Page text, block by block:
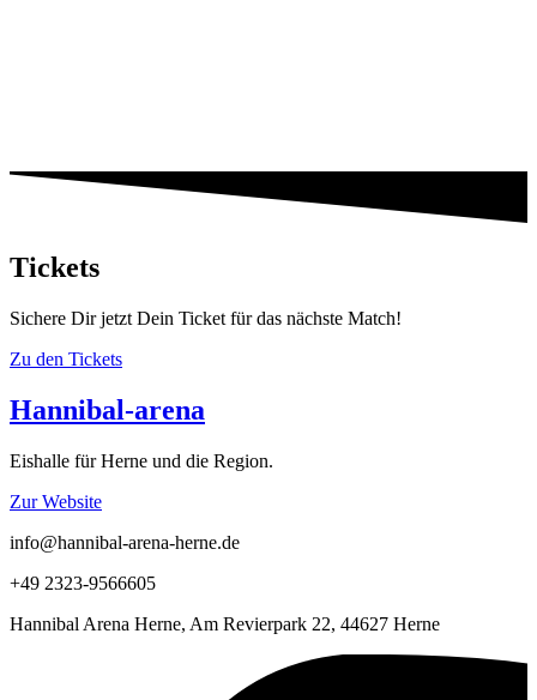
Tickets
Sichere Dir jetzt Dein Ticket für das nächste Match!
Zu den Tickets
Hannibal-arena
Eishalle für Herne und die Region.
Zur Website
info@hannibal-arena-herne.de
+49 2323-9566605
Hannibal Arena Herne, Am Revierpark 22, 44627 Herne